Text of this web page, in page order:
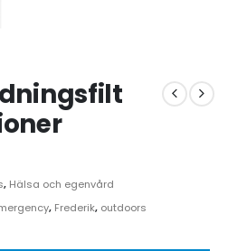
, Hälsa och egenvård
, Frederik, outdoors